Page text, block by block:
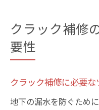
クラック補修
要性
クラック補修に必要
地下の漏水を防ぐため